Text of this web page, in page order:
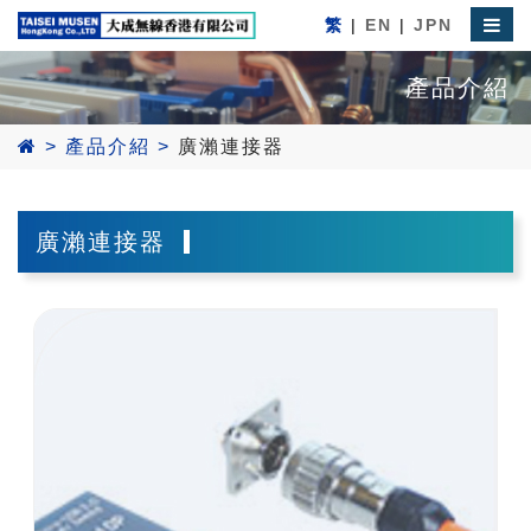
繁 | EN | JPN
產品介紹
> 產品介紹 > 廣瀨連接器
廣瀨連接器